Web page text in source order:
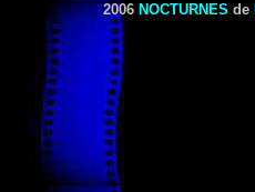
2006 NOCTURNES de